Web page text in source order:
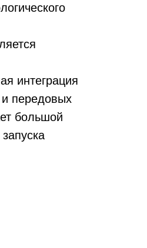
интеграция
передовых
большой